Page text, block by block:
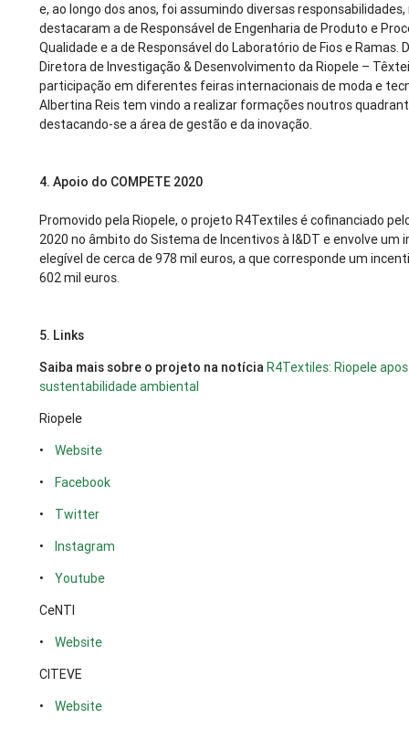
e, ao longo dos anos, foi assumindo diversas responsabilidades,
destacaram a de Responsável de Engenharia de Produto e
Qualidade e a de Responsável do Laboratório de Fios e Ramas.
Diretora de Investigação & Desenvolvimento da Riopele –
participação em diferentes feiras internacionais de moda e
Albertina Reis tem vindo a realizar formações noutros
destacando-se a área de gestão e da inovação.
4. Apoio do COMPETE 2020
Promovido pela Riopele, o projeto R4Textiles é cofinanciado
2020 no âmbito do Sistema de Incentivos à I&DT e envolve um
elegível de cerca de 978 mil euros, a que corresponde um
602 mil euros.
5. Links
Saiba mais sobre o projeto na notícia R4Textiles: Riopele
sustentabilidade ambiental
Riopele
•Website
• Facebook
• Twitter
•
Instagram
•Youtube
CeNTI
•Website
CITEVE
•Website